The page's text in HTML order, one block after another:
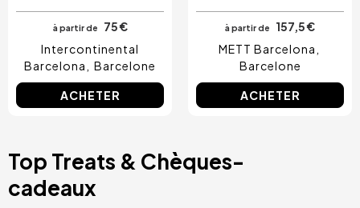
à partir de
75 €
Intercontinental
Barcelona
Barcelone
ACHETER
à partir de
157,5 €
METT Barcelona
Barcelone
ACHETER
Top Treats & Chèques-
cadeaux